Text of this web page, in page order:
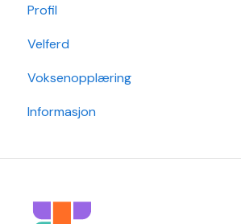
Min Skole - Ansattapp
Min Skole - Foresattapp
SFO
Arkiv/VSA
Flyt Foresatt
Hovedperson
Post
Sak
Min side/ansatt
Timeplanlegging
Rapporter
Grunndata
Profil
Velferd
Voksenopplæring
Informasjon